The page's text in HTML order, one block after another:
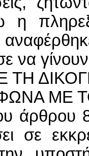
η
να
ΜΕ
αναγκαία ομοδικία του παρεμβαίνοντος με το διάδικο υπέρ του οποίου η παρέμβαση, στο μέτρο που ο παρεμβαίνων θεωρείται κατά πλάσμα δικαίου ως αναγκαίος ομόδικος με τις παρεχόμενες δικονομικές εξουσίες αυτού, χωρίς όμως να έχει στη διάθεσή του διαδικαστικές ευχέρειες που προσιδιάζουν αποκλειστικά στο πρόσωπο του κυρίου διαδίκου. Ως αυτοτελής πρόσθετη παρέμβαση πρέπει να θεωρηθεί και εκείνη, την οποία ασκεί αυτός που έγινε διάδοχος του διαδίκου όσο διαρκούσε η δίκη ή μετά το πέρας αυτής (άρθρο 225 παρ. 2 του ΚΠολΔ), αφού το δεδικασμένο από τη δίκη ισχύει υπέρ και κατά αυτού κατ’ άρθρο 325 αριθ. 2 του ΚΠολΔ (ΑΠ 1102/2022 ΝΟΜΟΣ, ΑΠ 368/2019 ΝΟΜΟΣ, ΑΠ 1564/2017 ΝΟΜΟΣ, ΑΠ 1731/2011 ΝΟΜΟΣ). Κατά δε την έννοια του άρθρου 76 παρ. 4 του ΚΠολΔ η άσκηση των ενδίκων μέσων από κάποιον από τους αναγκαίους ομοδίκους έχει αποτέλεσμα και για τους άλλους. Έτσι, αν κάποιος αναγκαίος ομόδικος άσκησε ένδικο μέσο, θεωρούνται από το νόμο ως ασκήσαντες αυτό και οι ομόδικοί του παρόλο που αδράνησαν, έστω και αν έχει παρέλθει ως προς αυτούς η προθεσμία άσκησης του ενδίκου μέσου (ΟλΑΠ 63/1981 ΝοΒ 29. 1257). Στην περίπτωση αυτή της πλασματικής άσκησης του ενδίκου μέσου, οι μη ασκήσαντες αυτό ομόδικοι πρέπει να καλούνται σε όλες τις συζητήσεις του ενδίκου μέσου (άρθρα 76 παρ. 3 και 110 παρ. 2 του ΚΠολΔ) διαφορετικά η συζήτηση αυτού κηρύσσεται απαράδεκτη ως προς όλους τους διαδίκους (ΕφΘεσ 266/2021 Αρμ 2021. 416, ΕφΛαρ 212/2015 Δικογραφία 2015. 510). Άρα, για τους αναγκαίους ομοδίκους που απουσιάζουν, δεν επέρχονται